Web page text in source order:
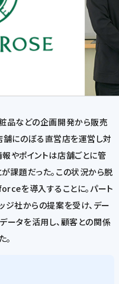
品などの企画開発から販売
舗にのぼる直営店を運営し対
やポイントは店舗ごとに管
課題だった。この状況から脱
を導入することに。パート
ジ社からの提案を受け、デー
タを活用し、顧客との関係